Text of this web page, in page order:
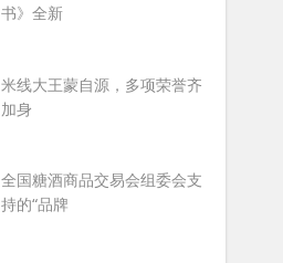
书》全新
米线大王蒙自源，多项荣誉齐
加身
全国糖酒商品交易会组委会支
持的“品牌